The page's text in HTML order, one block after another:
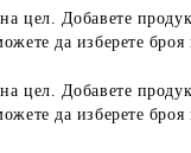
цел. Добавете
да изберете броя
цел. Добавете
да изберете броя